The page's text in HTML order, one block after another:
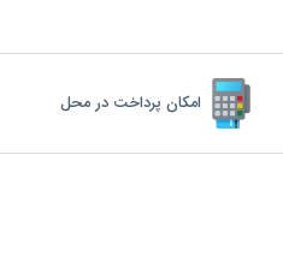
امکان پرداخت در محل